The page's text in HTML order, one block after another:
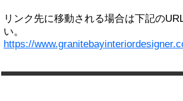
リンク先に移動される場合は下記の
い。
https://